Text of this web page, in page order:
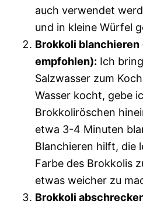
auch verwendet
und in kleine Würfel
Brokkoli blanchieren
empfohlen): Ich
Salzwasser zum
Wasser kocht, gebe
Brokkoliröschen
etwa 3-4 Minuten
Blanchieren hilft, die
Farbe des Brokkolis
etwas weicher zu
Brokkoli